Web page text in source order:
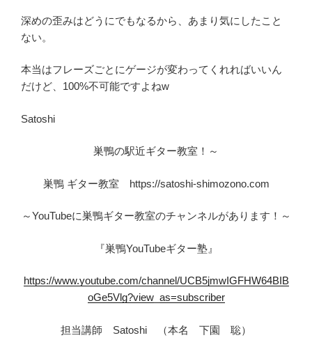
深めの歪みはどうにでもなるから、あまり気にしたこと
ない。
本当はフレーズごとにゲージが変わってくれればいいん
だけど、100%不可能ですよねw
Satoshi
巣鴨の駅近ギター教室！～
巣鴨 ギター教室 https://satoshi-shimozono.com
～YouTubeに巣鴨ギター教室のチャンネルがあります！～
『巣鴨YouTubeギター塾』
https://www.youtube.com/channel/UCB5jmwIGFHW64BIB
oGe5Vlg?view_as=subscriber
担当講師 Satoshi （本名 下園 聡）